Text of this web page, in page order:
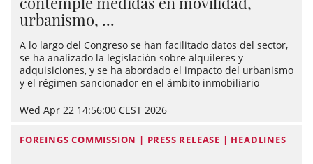
urbanismo, ...
A lo largo del Congreso se han facilitado datos del sector,
se ha analizado la legislación sobre alquileres y
adquisiciones, y se ha abordado el impacto del urbanismo
y el régimen sancionador en el ámbito inmobiliario
Wed Apr 22 14:56:00 CEST 2026
FOREINGS COMMISSION | PRESS RELEASE | HEADLINES